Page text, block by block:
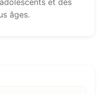
et des
âges.